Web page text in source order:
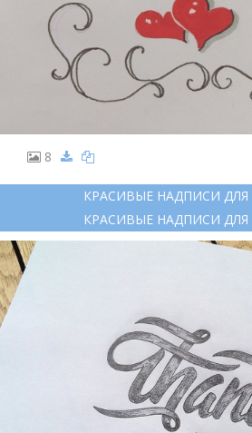
8
КРАСИВЫЕ НАДПИСИ
КРАСИВЫЕ НАДПИСИ